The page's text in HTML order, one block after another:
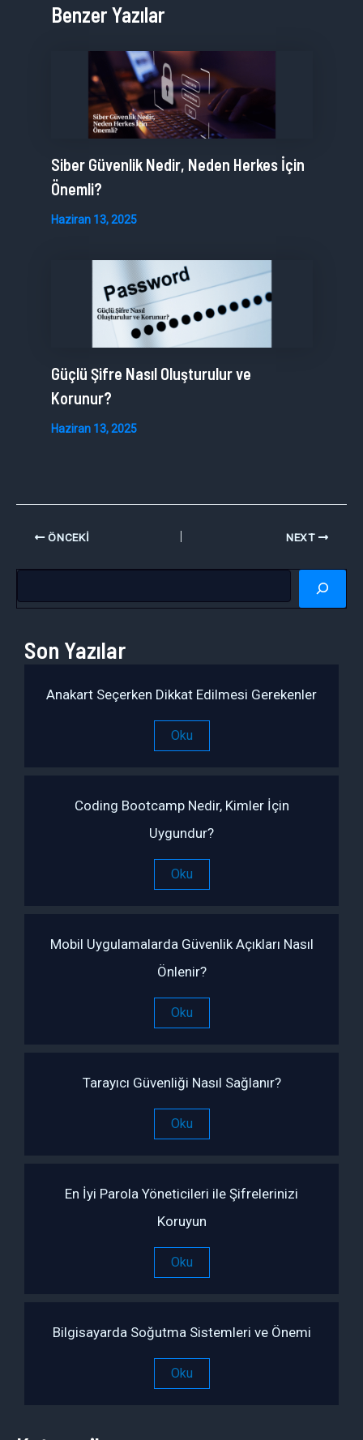
Benzer Yazılar
Siber Güvenlik Nedir, Neden Herkes İçin
Önemli?
Haziran 13, 2025
Güçlü Şifre Nasıl Oluşturulur ve
Korunur?
Haziran 13, 2025
ÖNCEKI NEXT
a
Son Yazılar
Anakart Seçerken Dikkat Edilmesi Gerekenler
Oku
Coding Bootcamp Nedir, Kimler İçin
Uygundur?
Oku
Mobil Uygulamalarda Güvenlik Açıkları Nasıl
Önlenir?
Oku
Tarayıcı Güvenliği Nasıl Sağlanır?
Oku
En İyi Parola Yöneticileri ile Şifrelerinizi
Koruyun
Oku
Bilgisayarda Soğutma Sistemleri ve Önemi
Oku